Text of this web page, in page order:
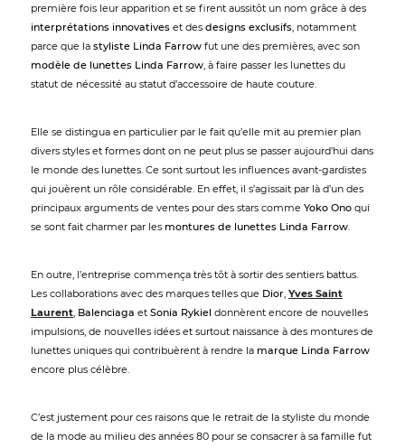
première fois leur apparition et se firent aussitôt un nom grâce à des
interprétations innovatives et des designs exclusifs , notamment
parce que la styliste Linda Farrow fut une des premières, avec son
modèle de lunettes Linda Farrow , à faire passer les lunettes du
statut de nécessité au statut d’accessoire de haute couture.
Elle se distingua en particulier par le fait qu’elle mit au premier plan
divers styles et formes dont on ne peut plus se passer aujourd’hui dans
le monde des lunettes. Ce sont surtout les influences avant-gardistes
qui jouèrent un rôle considérable. En effet, il s’agissait par là d’un des
principaux arguments de ventes pour des stars comme Yoko Ono qui
se sont fait charmer par les montures de lunettes Linda Farrow
En outre, l’entreprise commença très tôt à sortir des sentiers battus.
Les collaborations avec des marques telles que Dior Yves Saint
Laurent Balenciaga et Sonia Rykiel donnèrent encore de nouvelles
impulsions, de nouvelles idées et surtout naissance à des montures de
lunettes uniques qui contribuèrent à rendre la marque Linda Farrow
encore plus célèbre.
C’est justement pour ces raisons que le retrait de la styliste du monde
de la mode au milieu des années 80 pour se consacrer à sa famille fut